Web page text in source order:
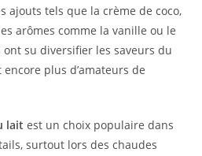
ajouts tels que la crème de coco,
arômes comme la vanille ou le
su diversifier les saveurs du
plus d’amateurs de
lait est un choix populaire dans
surtout lors des chaudes